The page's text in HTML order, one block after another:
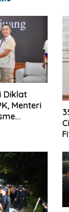
Diklat
Menteri